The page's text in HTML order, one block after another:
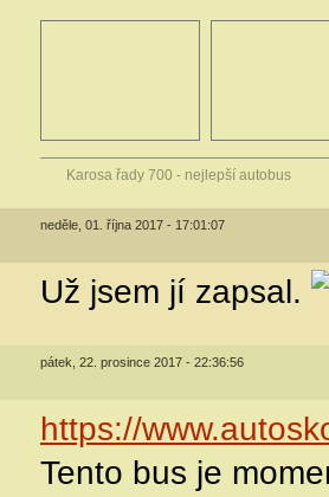
Karosa řady 700 - nejlepší autobus
neděle, 01. října 2017 - 17:01:07
Už jsem jí zapsal.
pátek, 22. prosince 2017 - 22:36:56
https://
Tento bus je